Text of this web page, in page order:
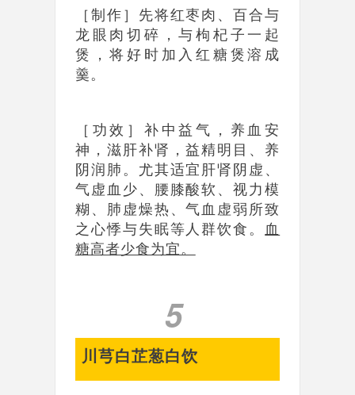
［制作］先将红枣肉、百合与
龙眼肉切碎，与枸杞子一起
煲，将好时加入红糖煲溶成
羹。
［功效］补中益气，养血安
神，滋肝补肾，益精明目、养
阴润肺。尤其适宜肝肾阴虚、
气虚血少、腰膝酸软、视力模
糊、肺虚燥热、气血虚弱所致
之心悸与失眠等人群饮食。 血
糖高者少食为宜。
5
川芎白芷葱白饮